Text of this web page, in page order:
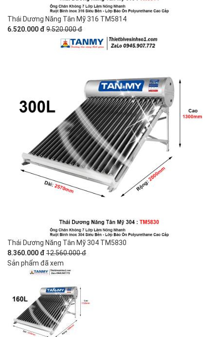
Thái Dương Năng Tân Mỹ 316 TM5814
6.520.000 đ 9.520.000 đ
Thái Dương Năng Tân Mỹ 304 TM5830
8.360.000 đ 12.560.000 đ
Sản phẩm đã xem